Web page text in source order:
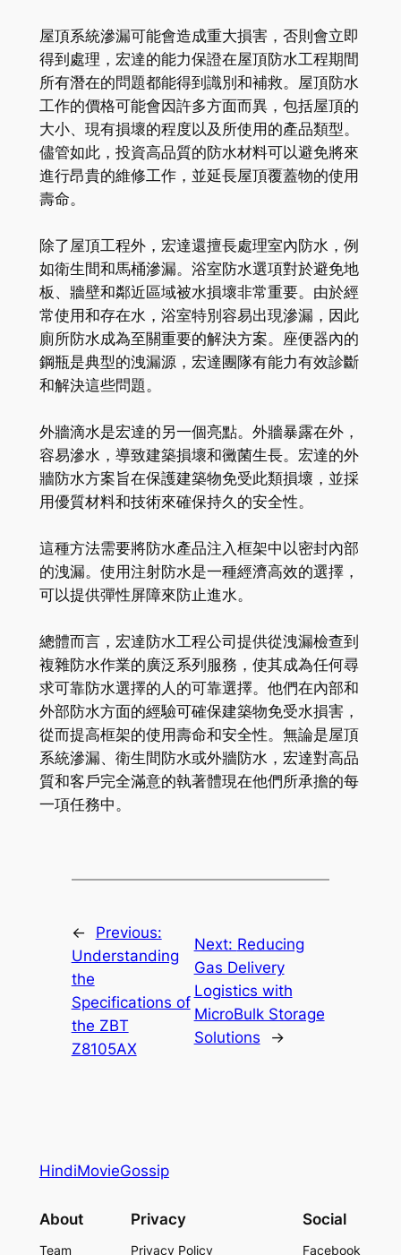
屋頂系統滲漏可能會造成重大損害，否則會立即
得到處理，宏達的能力保證在屋頂防水工程期間
所有潛在的問題都能得到識別和補救。屋頂防水
工作的價格可能會因許多方面而異，包括屋頂的
大小、現有損壞的程度以及所使用的產品類型。
儘管如此，投資高品質的防水材料可以避免將來
進行昂貴的維修工作，並延長屋頂覆蓋物的使用
壽命。
除了屋頂工程外，宏達還擅長處理室內防水，例
如衛生間和馬桶滲漏。浴室防水選項對於避免地
板、牆壁和鄰近區域被水損壞非常重要。由於經
常使用和存在水，浴室特別容易出現滲漏，因此
廁所防水成為至關重要的解決方案。座便器內的
鋼瓶是典型的洩漏源，宏達團隊有能力有效診斷
和解決這些問題。
外牆滴水是宏達的另一個亮點。外牆暴露在外，
容易滲水，導致建築損壞和黴菌生長。宏達的外
牆防水方案旨在保護建築物免受此類損壞，並採
用優質材料和技術來確保持久的安全性。
這種方法需要將防水產品注入框架中以密封內部
的洩漏。使用注射防水是一種經濟高效的選擇，
可以提供彈性屏障來防止進水。
總體而言，宏達防水工程公司提供從洩漏檢查到
複雜防水作業的廣泛系列服務，使其成為任何尋
求可靠防水選擇的人的可靠選擇。他們在內部和
外部防水方面的經驗可確保建築物免受水損害，
從而提高框架的使用壽命和安全性。無論是屋頂
系統滲漏、衛生間防水或外牆防水，宏達對高品
質和客戶完全滿意的執著體現在他們所承擔的每
一項任務中。
←
Previous:
Understanding
the
Specifications of
the ZBT
Z8105AX
Next: Reducing
Gas Delivery
Logistics with
MicroBulk Storage
Solutions
→
HindiMovieGossip
About
Team
Privacy
Privacy Policy
Social
Facebook